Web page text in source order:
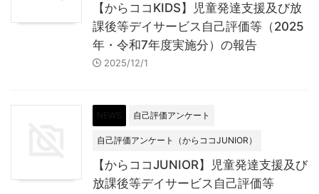
【からココKIDS】児童発達支援及び放
課後等デイサービス自己評価等（2025
年・令和7年度実施分）の報告
2025/12/1
NEWS 自己評価アンケート
自己評価アンケート（からココJUNIOR）
【からココJUNIOR】児童発達支援及び
放課後等デイサービス自己評価等